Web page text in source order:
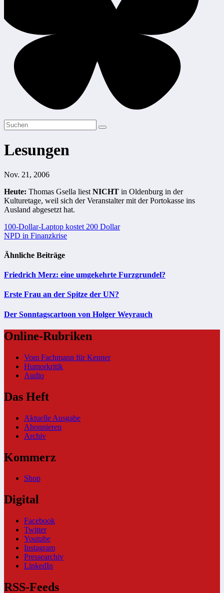
Lesungen
Nov. 21, 2006
Heute: Thomas Gsella liest NICHT in Oldenburg in der
Kulturetage, weil sich der Veranstalter mit der Portokasse ins
Ausland abgesetzt hat.
Beitragsnavigation
100-Dollar-Laptop kostet 200 Dollar
NPD in Finanzkrise
Ähnliche Beiträge
Friedrich Merz: eine umgekehrte Furzgrundel?
Erste Frau an der Spitze der UN?
Der Sonntagscartoon von Holger Weyrauch
Online-Rubriken
Vom Fachmann für Kenner
Humorkritik
Audio
Das Heft
Aktuelle Ausgabe
Abonnieren
Archiv
Kommerz
Shop
Digital
Facebook
Twitter
Youtube
Instagram
Pressearchiv
LinkedIn
RSS-Feeds